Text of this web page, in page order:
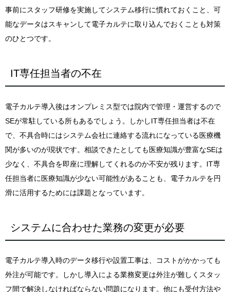
事前にスタッフ研修を実施してシステム移行に慣れておくこと、可
能なデータはスキャンして電子カルテに取り込んでおくことも対策
のひとつです。
IT専任担当者の不在
電子カルテ導入後はオンプレミス型では院内で管理・運営するので
SEが常駐している所もあるでしょう。しかしIT専任担当者は不在
で、不具合時にはシステム会社に連絡する流れになっている医療機
関が多いのが現状です。相談できたとしても医療知識が豊富なSEは
少なく、不具合を即座に理解してくれるのか不安が残ります。IT専
任担当者に医療知識が少ない可能性があることも、電子カルテを円
滑に活用するためには課題となっています。
システムに合わせた業務の変更が必要
電子カルテ導入時のデータ移行や設置工事は、コストがかかっても
外注が可能です。しかし導入による業務変更は外注が難しくスタッ
フ間で解決しなければならない問題になります。他にも受付方法や